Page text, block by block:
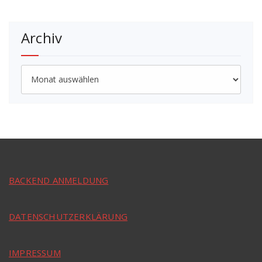
Archiv
Archiv
BACKEND ANMELDUNG
DATENSCHUTZERKLÄRUNG
IMPRESSUM